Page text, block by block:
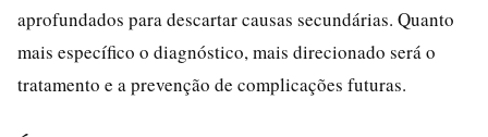
aprofundados para descartar causas secundárias. Quanto
mais específico o diagnóstico, mais direcionado será o
tratamento e a prevenção de complicações futuras.